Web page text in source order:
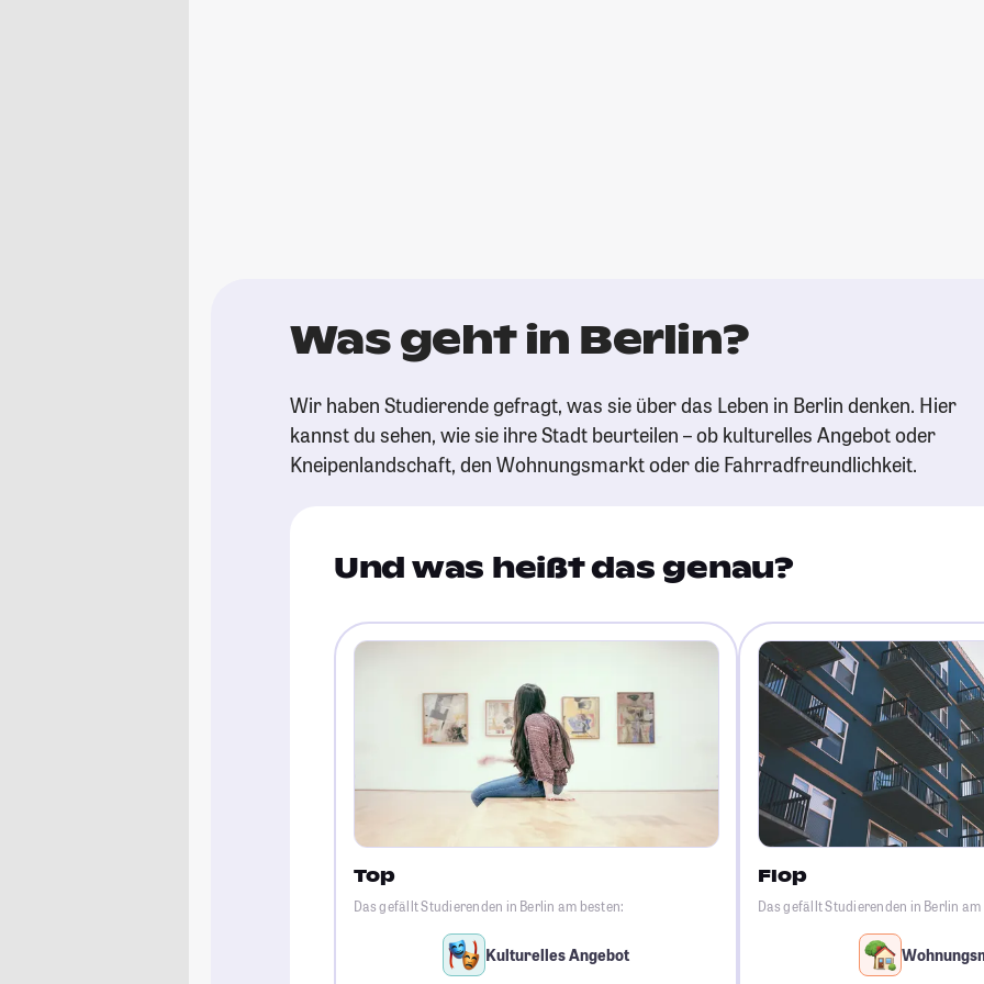
Was geht in Berlin?
Wir haben Studierende gefragt, was sie über das Leben in Berlin denken. Hier
kannst du sehen, wie sie ihre Stadt beurteilen – ob kulturelles Angebot oder
Kneipenlandschaft, den Wohnungsmarkt oder die Fahrradfreundlichkeit.
Und was heißt das genau?
Top
Das gefällt Studierenden in Berlin am besten:
Kulturelles Angebot
Flop
Das gefällt Studierenden in Berlin